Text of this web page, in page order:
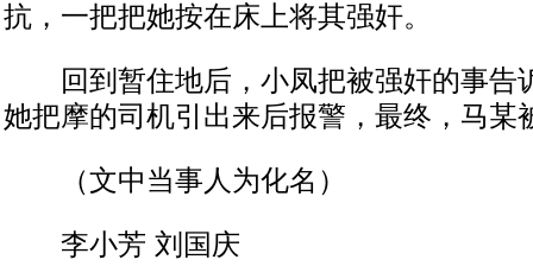
抗，一把把她按在床上将其强奸。
回到暂住地后，小凤把被强奸的事告
她把摩的司机引出来后报警，最终，马某
（文中当事人为化名）
李小芳 刘国庆